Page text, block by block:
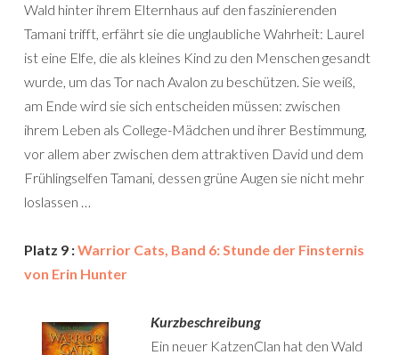
Wald hinter ihrem Elternhaus auf den faszinierenden
Tamani trifft, erfährt sie die unglaubliche Wahrheit: Laurel
ist eine Elfe, die als kleines Kind zu den Menschen gesandt
wurde, um das Tor nach Avalon zu beschützen. Sie weiß,
am Ende wird sie sich entscheiden müssen: zwischen
ihrem Leben als College-Mädchen und ihrer Bestimmung,
vor allem aber zwischen dem attraktiven David und dem
Frühlingselfen Tamani, dessen grüne Augen sie nicht mehr
loslassen …
Platz 9 :Warrior Cats, Band 6: Stunde der Finsternis
von Erin Hunter
Kurzbeschreibung
Ein neuer KatzenClan hat den Wald